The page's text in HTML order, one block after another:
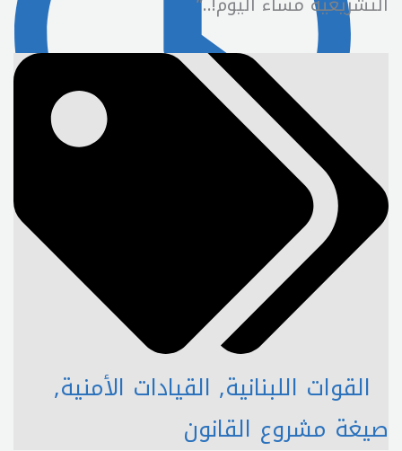
17:40
القوات اللبنانية, القيادات الأمنية,
صيغة مشروع القانون